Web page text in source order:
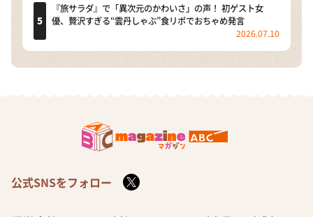
『旅サラダ』で「異次元のかわいさ」の声！ 初ゲスト女
優、贅沢すぎる“雲丹しゃぶ”食リポでおちゃめ発言
2026.07.10
公式SNSをフォロー